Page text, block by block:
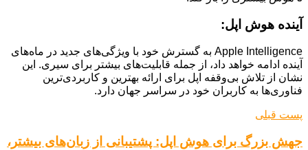
آینده هوش اپل:
Apple Intelligence به گسترش خود با ویژگی‌های جدید در ماه‌های
آینده ادامه خواهد داد، از جمله قابلیت‌های بیشتر برای سیری. این
نشان از تلاش بی‌وقفه اپل برای ارائه بهترین و کاربردی‌ترین
فناوری‌ها به کاربران خود در سراسر جهان دارد.
پست قبلی
جهش بزرگ برای هوش اپل: پشتیبانی از زبان‌های بیشتر،